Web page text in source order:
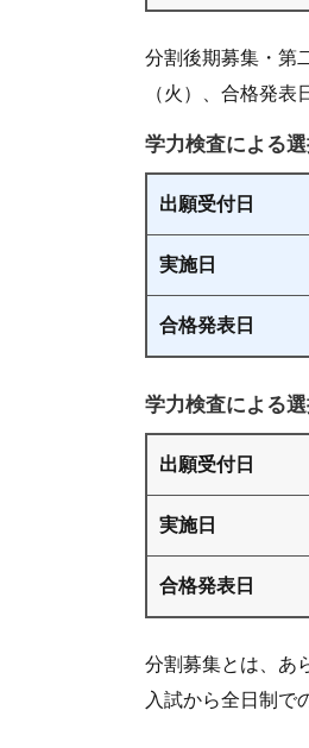
分割後期募集・第
（火）、合格発表
学力検査による
出願受付日
実施日
合格発表日
学力検査による
出願受付日
実施日
合格発表日
分割募集とは、あ
入試から全日制で